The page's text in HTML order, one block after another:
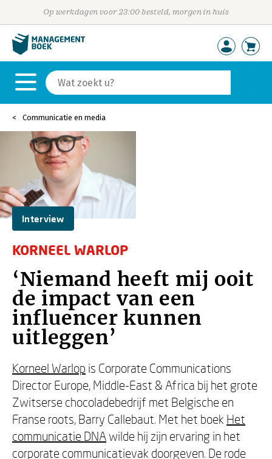
Op werkdagen voor 23:00 besteld, morgen in huis
Communicatie en media
Interview
KORNEEL WARLOP
‘Niemand heeft mij ooit
de impact van een
influencer kunnen
uitleggen’
Korneel Warlop is Corporate Communications
Director Europe, Middle-East & Africa bij het grote
Zwitserse chocoladebedrijf met Belgische en
Franse roots, Barry Callebaut. Met het boek Het
communicatie DNA wilde hij zijn ervaring in het
corporate communicatievak doorgeven. De rode